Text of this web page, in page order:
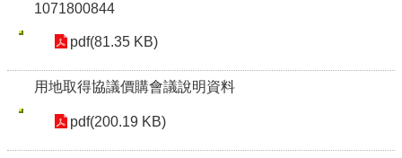
1071800844
pdf(81.35 KB)
用地取得協議價購會議說明資料
pdf(200.19 KB)